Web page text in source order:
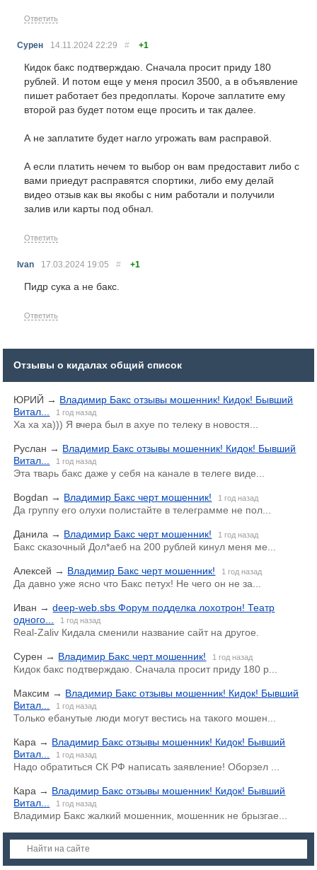
Ответить
Сурен 14.11.2024 22:29 # +1
Кидок бакс подтверждаю. Сначала просит приду 180
рублей. И потом еще у меня просил 3500, а в объявление
пишет работает без предоплаты. Короче заплатите ему
второй раз будет потом еще просить и так далее.
А не заплатите будет нагло угрожать вам расправой.
А если платить нечем то выбор он вам предоставит либо с
вами приедут расправятся спортики, либо ему делай
видео отзыв как вы якобы с ним работали и получили
залив или карты под обнал.
Ответить
Ivan 17.03.2024 19:05 # +1
Пидр сука а не бакс.
Ответить
Отзывы о кидалах общий список
ЮРИЙ → Владимир Бакс отзывы мошенник! Кидок! Бывший
Витал...
1 год назад
Ха ха ха))) Я вчера был в ахуе по телеку в новостя...
Руслан → Владимир Бакс отзывы мошенник! Кидок! Бывший
Витал...
1 год назад
Эта тварь бакс даже у себя на канале в телеге виде...
Bogdan → Владимир Бакс черт мошенник! 1 год назад
Да группу его олухи полистайте в телеграмме не пол...
Данила → Владимир Бакс черт мошенник! 1 год назад
Бакс сказочный Дол*аеб на 200 рублей кинул меня ме...
Алексей → Владимир Бакс черт мошенник! 1 год назад
Да давно уже ясно что Бакс петух! Не чего он не за...
Иван →deep-web.sbs Форум подделка лохотрон! Театр
одного...
1 год назад
Real-Zaliv Кидала сменили название сайт на другое.
Сурен → Владимир Бакс черт мошенник! 1 год назад
Кидок бакс подтверждаю. Сначала просит приду 180 р...
Максим → Владимир Бакс отзывы мошенник! Кидок! Бывший
Витал...
1 год назад
Только ебанутые люди могут вестись на такого мошен...
Кара → Владимир Бакс отзывы мошенник! Кидок! Бывший
Витал...
1 год назад
Надо обратиться СК РФ написать заявление! Оборзел ...
Кара → Владимир Бакс отзывы мошенник! Кидок! Бывший
Витал...
1 год назад
Владимир Бакс жалкий мошенник, мошенник не брызгае...